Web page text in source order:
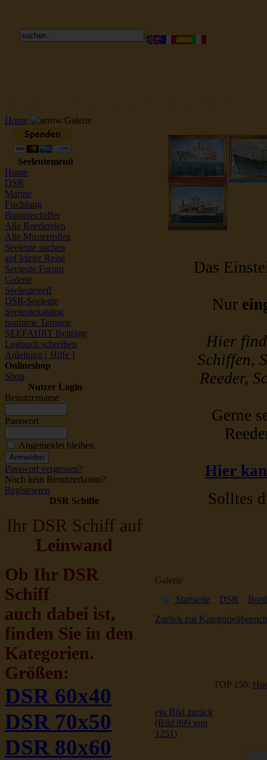
Home Galerie
Seeleutemenü
Home
DSR
Marine
Fischfang
Binnenschiffer
Alle Reedereien
Alle Musterrollen
Seeleute suchen
auf letzter Reise
Seeleute Forum
Galerie
Seeleutetreff
DSR-Seeleute
Seeleutekatalog
maritime Termine
SEEFAHRT Beiträge
Logbuch schreiben
Anleitung [ Hilfe ]
Onlineshop
Shop
Nutzer Login
Benutzername
Passwort
Angemeldet bleiben
Passwort vergessen?
Noch kein Benutzerkonto?
Registrieren
DSR Schiffe
Ihr DSR Schiff auf
Leinwand
Ob Ihr DSR
Schiff
auch dabei ist,
finden Sie in den
Kategorien.
Größen:
DSR 60x40
DSR 70x50
DSR 80x60
Das
Nur
Hier
Schiffen,
Reeder,
Gerne
Hier
Solltes
Galerie
Startseite » DSR »
Zurück zur
TOP 150:
ein Bild zurück
(Bild 899 von
1251)